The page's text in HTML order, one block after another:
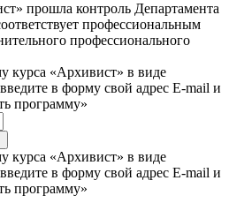
прошла контроль Департамента
профессиональным
профессионального
курса «Архивист» в виде
в форму свой адрес E-mail и
программу»
курса «Архивист» в виде
в форму свой адрес E-mail и
программу»